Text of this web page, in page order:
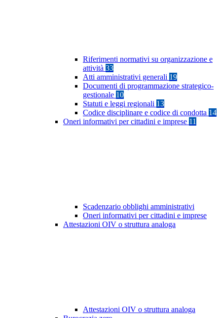
Riferimenti normativi su organizzazione e
attività 33
Atti amministrativi generali 19
Documenti di programmazione strategico-
gestionale 10
Statuti e leggi regionali 13
Codice disciplinare e codice di condotta 14
Oneri informativi per cittadini e imprese 11
Scadenzario obblighi amministrativi
Oneri informativi per cittadini e imprese
Attestazioni OIV o struttura analoga
Attestazioni OIV o struttura analoga